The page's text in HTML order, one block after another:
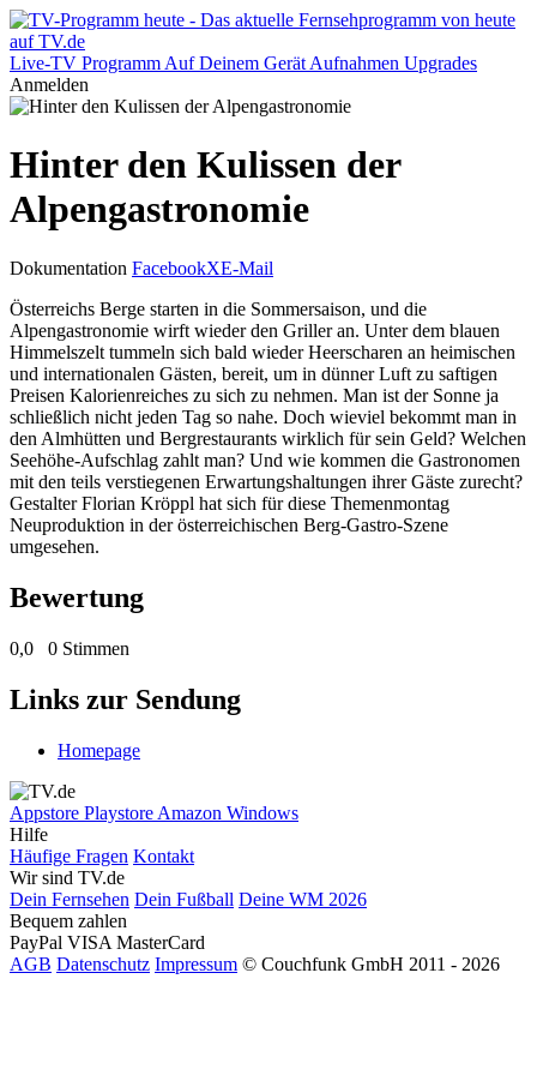
Live-TV Programm Auf Deinem Gerät Aufnahmen Upgrades
Anmelden
Hinter den Kulissen der
Alpengastronomie
Dokumentation FacebookXE-Mail
Österreichs Berge starten in die Sommersaison, und die
Alpengastronomie wirft wieder den Griller an. Unter dem blauen
Himmelszelt tummeln sich bald wieder Heerscharen an heimischen
und internationalen Gästen, bereit, um in dünner Luft zu saftigen
Preisen Kalorienreiches zu sich zu nehmen. Man ist der Sonne ja
schließlich nicht jeden Tag so nahe. Doch wieviel bekommt man in
den Almhütten und Bergrestaurants wirklich für sein Geld? Welchen
Seehöhe-Aufschlag zahlt man? Und wie kommen die Gastronomen
mit den teils verstiegenen Erwartungshaltungen ihrer Gäste zurecht?
Gestalter Florian Kröppl hat sich für diese Themenmontag
Neuproduktion in der österreichischen Berg-Gastro-Szene
umgesehen.
Bewertung
0,0 0 Stimmen
Links zur Sendung
Homepage
Appstore Playstore Amazon Windows
Hilfe
Häufige Fragen Kontakt
Wir sind TV.de
Dein Fernsehen Dein Fußball Deine WM 2026
Bequem zahlen
PayPal VISA MasterCard
AGB Datenschutz Impressum © Couchfunk GmbH 2011 - 2026